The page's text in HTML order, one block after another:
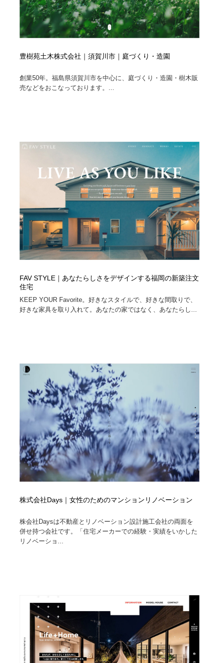
豊樹苑土木株式会社｜須賀川市｜庭づくり・造園
創業50年。福島県須賀川市を中心に、庭づくり・造園・樹木販
売などをおこなっております。...
FAV STYLE｜あなたらしさをデザインする福岡の新築注文
住宅
KEEP YOUR Favorite。好きなスタイルで、好きな間取りで、
好きな家具を取り入れて。あなたの家ではなく、あなたらし...
株式会社Days｜女性のためのマンションリノベーション
株会社Daysは不動産とリノベーション設計施工会社の両面を
併せ持つ会社です。「住宅メーカーでの経験・実績をいかした
リノベーショ...